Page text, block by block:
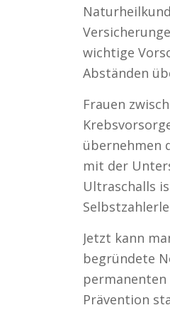
wichtige
Abständen
Frauen
übernehmen
mit der
Ultraschalls
Jetzt kann
begründete
permanenten
Prävention